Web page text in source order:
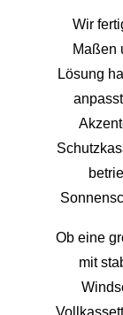
Wir
Maßen
Lösung
Ob eine
mit